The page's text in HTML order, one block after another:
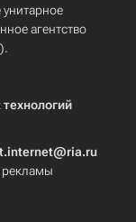
агентство
рекламы